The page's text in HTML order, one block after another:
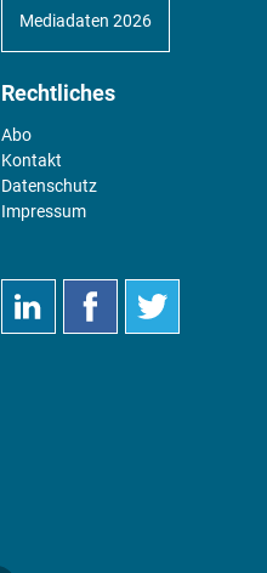
Mediadaten 2026
Rechtliches
Abo
Kontakt
Datenschutz
Impressum